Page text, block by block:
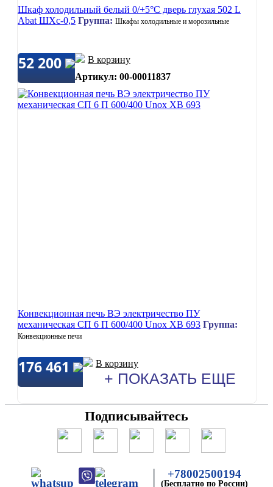
Шкаф холодильный белый 0/+5°C дверь глухая 502 L
Abat ШХс-0,5 Группа: Шкафы холодильные и морозильные
52 200
В корзину
Артикул: 00-00011837
Конвекционная печь ВЭ электричество ПУ
механическая СП 6 П 600/400 Unox XB 693 Группа:
Конвекционные печи
176 461 В корзину
+ ПОКАЗАТЬ ЕЩЕ
+78002500194
(Бесплатно по России)
Подписывайтесь